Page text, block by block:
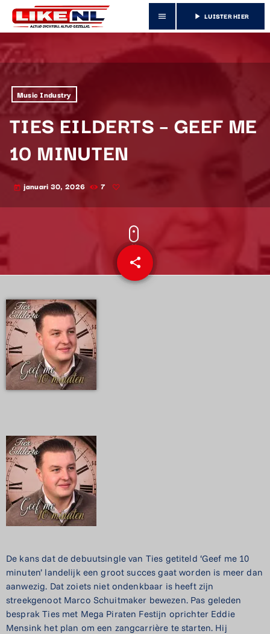
menu play_arrow LUISTER HIER
Music Industry
TIES EILDERTS – GEEF ME
10 MINUTEN
today januari 30, 2026 7
share
email
De kans dat de debuutsingle van Ties getiteld ‘Geef me 10
minuten’ landelijk een groot succes gaat worden is meer dan
aanwezig. Dat zoiets niet ondenkbaar is heeft zijn
streekgenoot Marco Schuitmaker bewezen. Pas geleden
besprak Ties met Mega Piraten Festijn oprichter Eddie
Mensink het plan om een zangcarrière te starten. Hij